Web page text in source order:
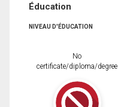
Éducation
NIVEAU D'ÉDUCATION
No
certificate/diploma/degree